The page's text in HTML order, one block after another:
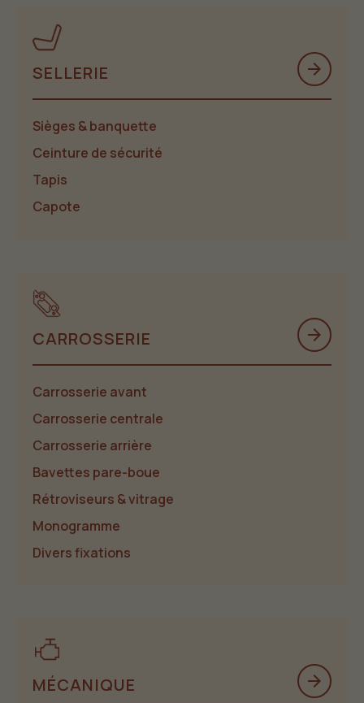
SELLERIE arrow_forward
Sièges & banquette
Ceinture de sécurité
Tapis
Capote
CARROSSERIE arrow_forward
Carrosserie avant
Carrosserie centrale
Carrosserie arrière
Bavettes pare-boue
Rétroviseurs & vitrage
Monogramme
Divers fixations
MÉCANIQUE arrow_forward